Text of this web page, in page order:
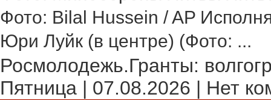
Фото: Bilal Hussein / AP
Юри Луйк (в центре) (Фото: ...
Росмолодежь.Гранты:
Пятница | 07.08.2026 | Нет